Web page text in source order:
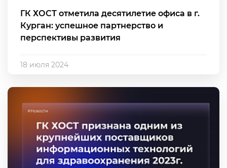
ГК ХОСТ отметила десятилетие офиса в г.
Курган: успешное партнерство и
перспективы развития
18 июля 2024